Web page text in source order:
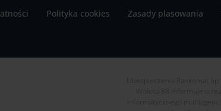
Polityka cookies Zasady plasowania